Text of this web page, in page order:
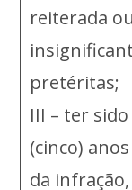
reiterada
pretéritas;
III – ter
(cinco)
da